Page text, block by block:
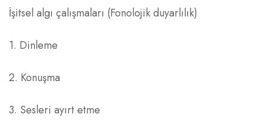
İşitsel algı çalışmaları (Fonolojik duyarlılık)
1. Dinleme
2. Konuşma
3. Sesleri ayırt etme